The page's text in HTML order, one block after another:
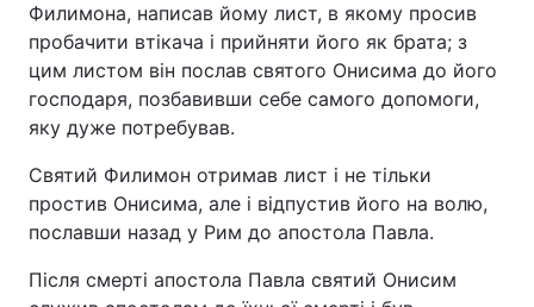
Інтерв'ю Думки
Архів Вакансії
Контакти
Послуги
Филимона, написав йому лист, в якому просив
пробачити втікача і прийняти його як брата; з
цим листом він послав святого Онисима до його
господаря, позбавивши себе самого допомоги,
яку дуже потребував.
Святий Филимон отримав лист і не тільки
простив Онисима, але і відпустив його на волю,
пославши назад у Рим до апостола Павла.
Після смерті апостола Павла святий Онисим